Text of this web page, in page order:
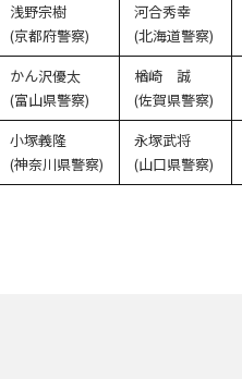
浅野宗樹
(京都府警察)
河合秀幸
(北海道警察)
かん沢優太
(富山県警察)
楢崎 誠
(佐賀県警察)
小塚義隆
(神奈川県警察)
永塚武将
(山口県警察)